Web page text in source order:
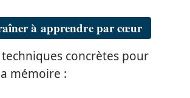
à apprendre par cœur
techniques concrètes pour
mémoire :